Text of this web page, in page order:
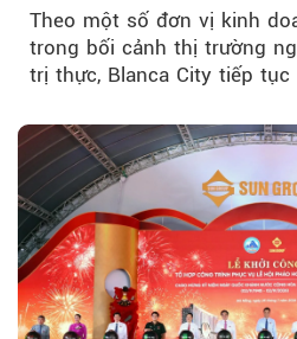
Theo một số đơn vị kinh
trong bối cảnh thị trường
trị thực, Blanca City tiếp